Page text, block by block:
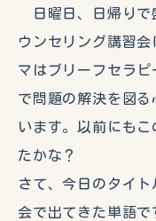
日曜日、日帰りで
ウンセリング講習
マはブリーフセラ
で問題の解決を図
います。以前にも
たかな？
さて、今日のタイ
会で出てきた単語